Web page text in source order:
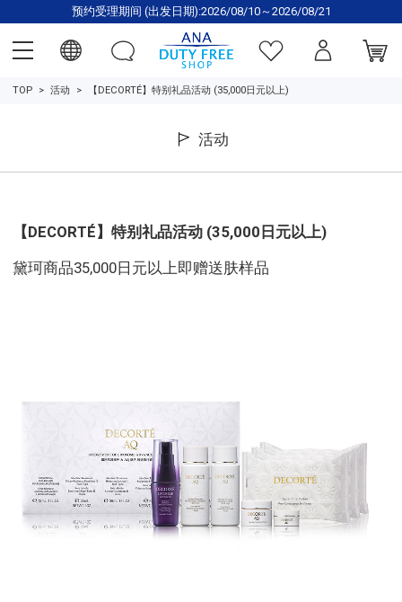
预约受理期间 (出发日期):2026/08/10～2026/08/21
TOP 活动 【DECORTÉ】特别礼品活动 (35,000日元以上)
活动
【DECORTÉ】特别礼品活动 (35,000日元以上)
黛珂商品35,000日元以上即赠送肤样品